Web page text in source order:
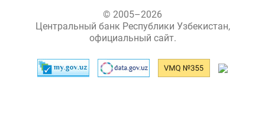
© 2005–2026
Центральный банк Республики Узбекистан,
официальный сайт.